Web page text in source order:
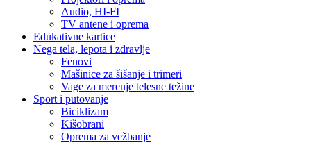
Audio, HI-FI
TV antene i oprema
Edukativne kartice
Nega tela, lepota i zdravlje
Fenovi
Mašinice za šišanje i trimeri
Vage za merenje telesne težine
Sport i putovanje
Biciklizam
Kišobrani
Oprema za vežbanje